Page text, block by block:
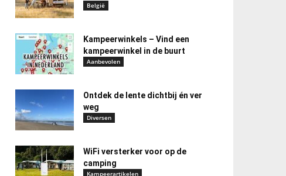
België
Kampeerwinkels – Vind een
kampeerwinkel in de buurt
Aanbevolen
Ontdek de lente dichtbij én ver
weg
Diversen
WiFi versterker voor op de
camping
Kampeerartikelen